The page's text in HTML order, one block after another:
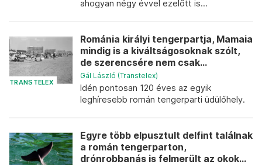
ahogyan négy évvel ezelőtt is...
TRANSTELEX
Románia királyi tengerpartja, Mamaia
mindig is a kiváltságosoknak szólt,
de szerencsére nem csak...
Gál László (Transtelex)
Idén pontosan 120 éves az egyik
leghíresebb román tengerparti üdülőhely.
Egyre több elpusztult delfint találnak
a román tengerparton,
drónrobbanás is felmerült az okok...